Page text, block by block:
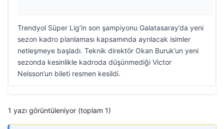
Trendyol Süper Lig’in son şampiyonu Galatasaray’da yeni
sezon kadro planlaması kapsamında ayrılacak isimler
netleşmeye başladı. Teknik direktör Okan Buruk’un yeni
sezonda kesinlikle kadroda düşünmediği Victor
Nelsson’un bileti resmen kesildi.
1 yazı görüntüleniyor (toplam 1)